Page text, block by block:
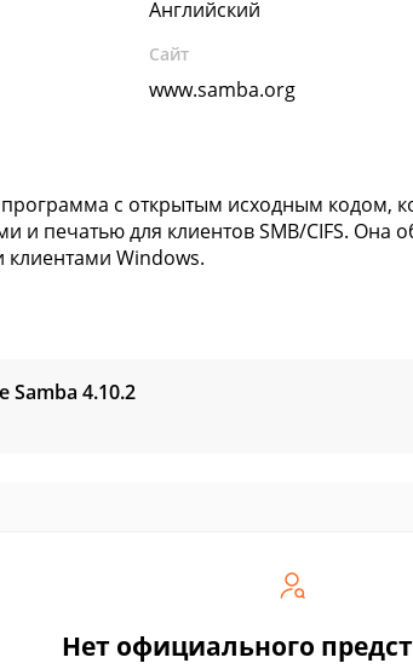
Английский
Сайт
www.samba.org
с открытым исходным кодом,
и печатью для клиентов SMB/CIFS. Она
Windows.
Samba 4.10.2
Нет официального